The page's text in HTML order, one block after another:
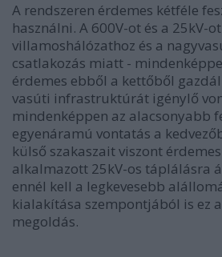
A rendszeren érdemes kétféle
használni. A 600V-ot és a 25kV-
villamoshálózathoz és a
csatlakozás miatt -
érdemes ebből a kettőből
vasúti infrastruktúrát igénylő
mindenképpen az alacsonyabb
egyenáramú vontatás a
külső szakaszait viszont
alkalmazott 25kV-os táplálásra
ennél kell a legkevesebb
kialakítása szempontjából is ez
megoldás.